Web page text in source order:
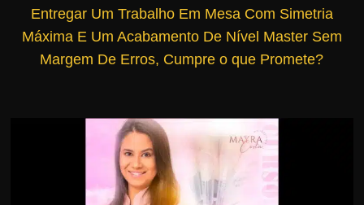
Entregar Um Trabalho Em Mesa Com Simetria
Máxima E Um Acabamento De Nível Master Sem
Margem De Erros, Cumpre o que Promete?